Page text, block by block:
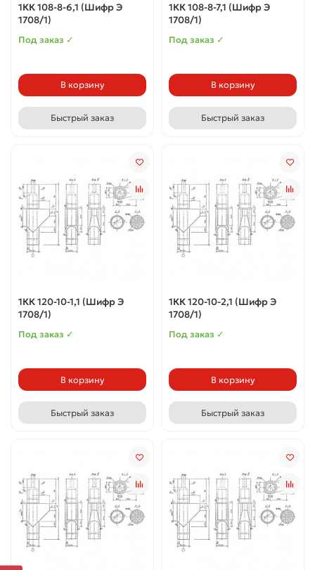
1КК 108-8-6,1 (Шифр Э
1708/1)
Под заказ ✓
В корзину
Быстрый заказ
1КК 108-8-7,1 (Шифр Э
1708/1)
Под заказ ✓
В корзину
Быстрый заказ
1КК 120-10-1,1 (Шифр Э
1708/1)
Под заказ ✓
В корзину
Быстрый заказ
1КК 120-10-2,1 (Шифр Э
1708/1)
Под заказ ✓
В корзину
Быстрый заказ